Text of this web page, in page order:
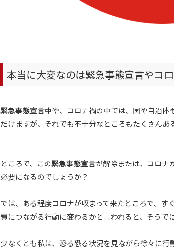
本当に大変なのは緊急事態宣言やコ
緊急事態宣言中や、コロナ禍の中では、国や自治体
だけますが、それでも不十分なところもたくさんあ
ところで、この緊急事態宣言が解除または、コロナ
必要になるのでしょうか？
では、ある程度コロナが収まって来たところで、す
費につながる行動に変わるかと言われると、そうで
少なくとも私は、恐る恐る状況を見ながら徐々に